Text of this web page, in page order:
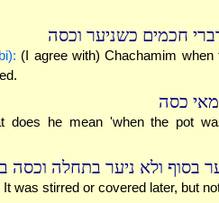
חכמים כשניער וכסה
(I agree with) Chachamim when
כסה
does he mean 'when the pot
בסוף ולא ניער בתחלה
It was stirred or covered later, but